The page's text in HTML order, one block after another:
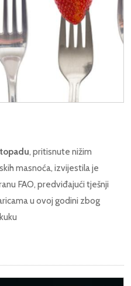
, pritisnute nižim
masnoća, izvijestila je
FAO, predviđajući tješnji
u ovoj godini zbog